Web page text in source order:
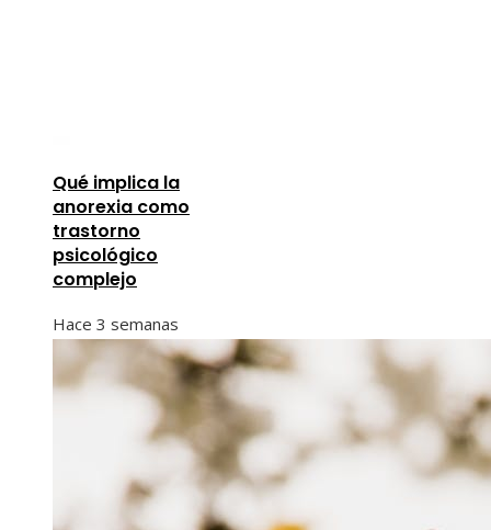
Qué implica la
anorexia como
trastorno
psicológico
complejo
Hace 3 semanas